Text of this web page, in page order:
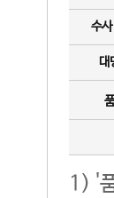
수
대
1) '